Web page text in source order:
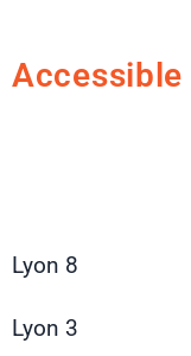
Lyon 8
Lyon 3